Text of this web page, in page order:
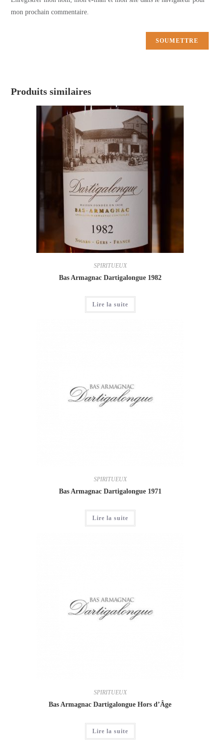
mon prochain commentaire.
Produits similaires
SPIRITUEUX
Bas Armagnac Dartigalongue 1982
Lire la suite
SPIRITUEUX
Bas Armagnac Dartigalongue 1971
Lire la suite
SPIRITUEUX
Bas Armagnac Dartigalongue Hors d’Âge
Lire la suite